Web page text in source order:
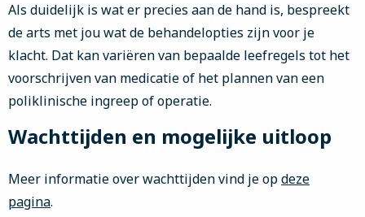
Als duidelijk is wat er precies aan de hand is, bespreekt
de arts met jou wat de behandelopties zijn voor je
klacht. Dat kan variëren van bepaalde leefregels tot het
voorschrijven van medicatie of het plannen van een
poliklinische ingreep of operatie.
Wachttijden en mogelijke uitloop
Meer informatie over wachttijden vind je opdeze
pagina.